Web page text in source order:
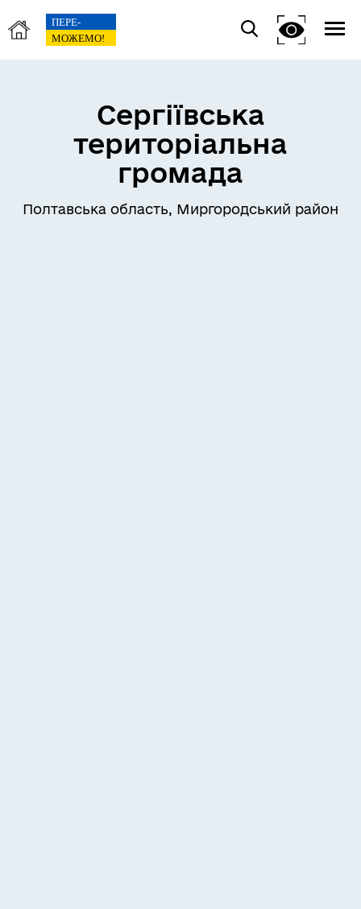
Сергіївська
територіальна
громада
Полтавська область, Миргородський район